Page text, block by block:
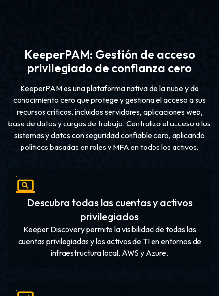
KeeperPAM: Gestión de acceso
privilegiado de confianza cero
KeeperPAM es una plataforma nativa de la nube y de
conocimiento cero que protege y gestiona el acceso a sus
recursos críticos, incluidos servidores, aplicaciones web,
base de datos y cargas de trabajo. Centraliza el acceso a los
sistemas y datos con seguridad confiable cero, aplicando
políticas basadas en roles y MFA en todos los activos.
Descubra todas las cuentas y activos
privilegiados
Keeper Discovery permite la visibilidad de todas las
cuentas privilegiadas y los activos de TI en entornos de
infraestructura local, AWS y Azure.